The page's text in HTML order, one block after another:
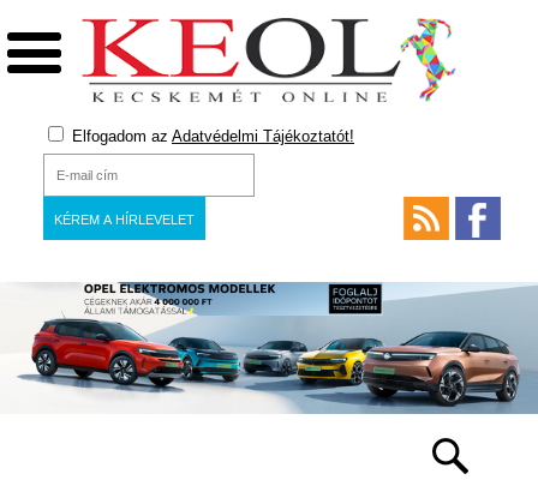
Elfogadom az Adatvédelmi Tájékoztatót!